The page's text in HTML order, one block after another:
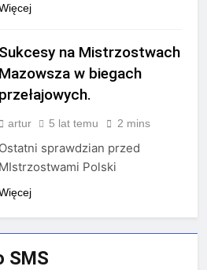
Sukcesy na Mistrzostwach
Mazowsza w biegach
przełajowych.
artur 5 lat temu 2 mins
Ostatni sprawdzian przed
MIstrzostwami Polski
SMS